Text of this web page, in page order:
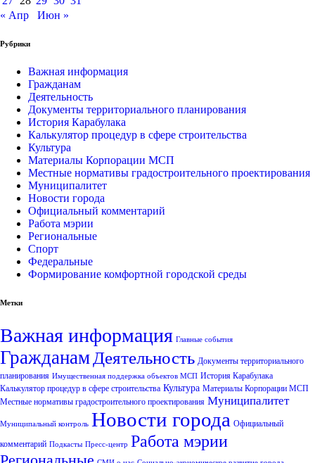
« Апр
Июн »
Рубрики
Важная информация
Гражданам
Деятельность
Документы территориального планирования
История Карабулака
Калькулятор процедур в сфере строительства
Культура
Материалы Корпорации МСП
Местные нормативы градостроительного проектирования
Муниципалитет
Новости города
Официальный комментарий
Работа мэрии
Региональные
Спорт
Федеральные
Формирование комфортной городской среды
Метки
Важная информация Главные события
Гражданам Деятельность Документы территориального
планирования Имущественная поддержка объектов МСП История Карабулака
Калькулятор процедур в сфере строительства Культура Материалы Корпорации МСП
Местные нормативы градостроительного проектирования Муниципалитет
Муниципальный контроль Новости города Официальный
комментарий Подкасты Пресс-центр Работа мэрии